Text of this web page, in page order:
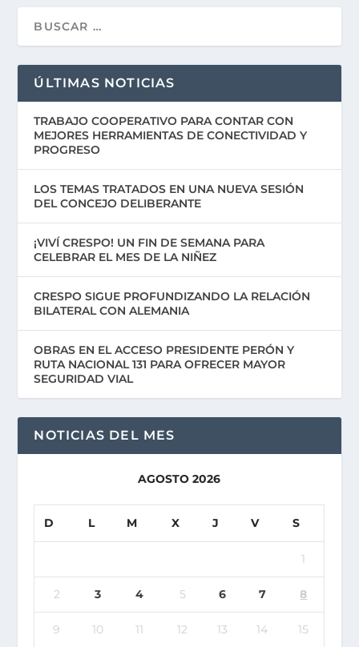
ÚLTIMAS NOTICIAS
TRABAJO COOPERATIVO PARA CONTAR CON
MEJORES HERRAMIENTAS DE CONECTIVIDAD Y
PROGRESO
LOS TEMAS TRATADOS EN UNA NUEVA SESIÓN
DEL CONCEJO DELIBERANTE
¡VIVÍ CRESPO! UN FIN DE SEMANA PARA
CELEBRAR EL MES DE LA NIÑEZ
CRESPO SIGUE PROFUNDIZANDO LA RELACIÓN
BILATERAL CON ALEMANIA
OBRAS EN EL ACCESO PRESIDENTE PERÓN Y
RUTA NACIONAL 131 PARA OFRECER MAYOR
SEGURIDAD VIAL
NOTICIAS DEL MES
AGOSTO 2026
D L M X J V S
1
2 3 4 5 6 7 8
9 10 11 12 13 14 15